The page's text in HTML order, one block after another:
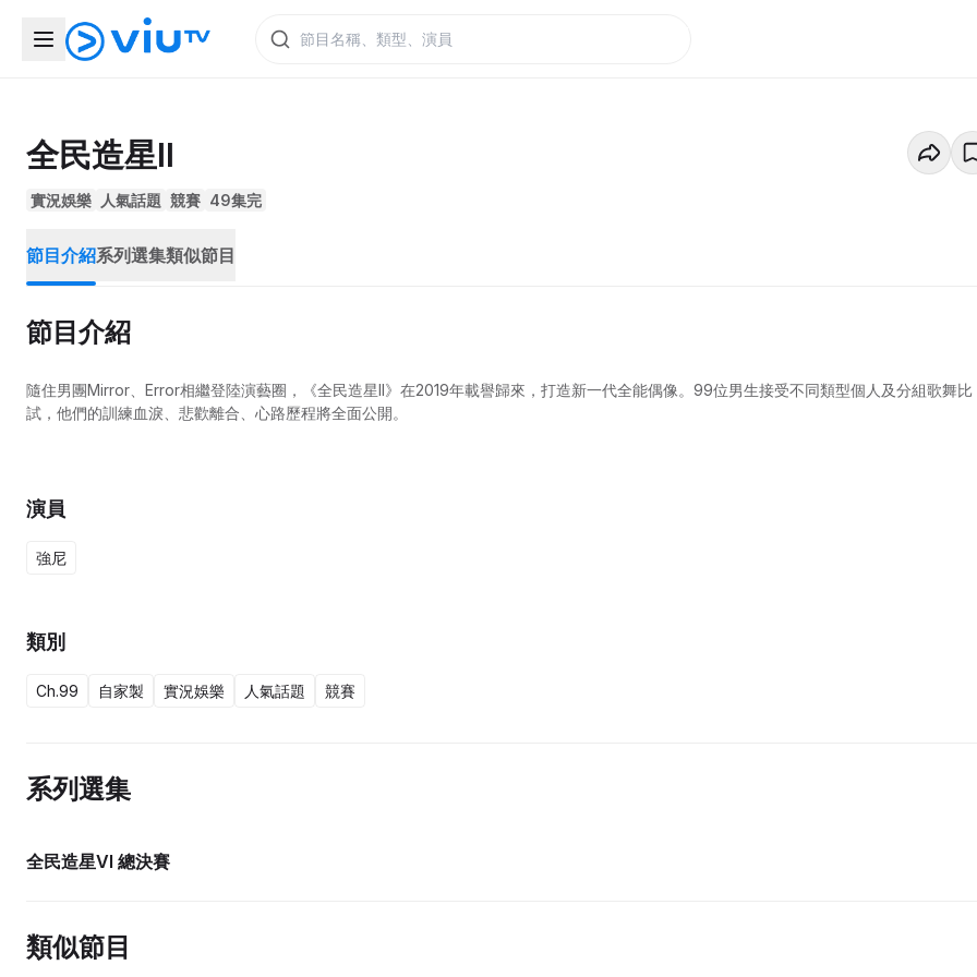
全民造星II
實況娛樂 人氣話題 競賽 49集完
節目介紹系列選集類似節目
節目介紹
隨住男團Mirror、Error相繼登陸演藝圈，《全民造星II》在2019年載譽歸來，打造新一代全能偶像。99位男生接受不同類型個人及分組歌舞比
試，他們的訓練血淚、悲歡離合、心路歷程將全面公開。
演員
強尼
類別
Ch.99 自家製 實況娛樂 人氣話題 競賽
系列選集
全民造星VI 總決賽
類似節目